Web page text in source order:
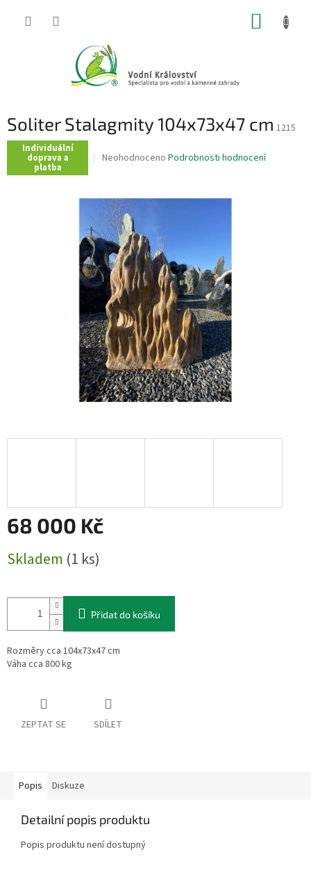
Soliter Stalagmity 104x73x47 cm 1215
Individuální
doprava a
platba
Průměrné
je
0,0
z
5
hvězdiček.
Neohodnoceno Podrobnosti hodnocení
68 000 Kč
cena:
Skladem (1 ks)
Přidat do košíku
Rozměry cca 104x73x47 cm
Váha cca 800 kg
ZEPTAT SE SDÍLET
Popis Diskuze
Detailní popis produktu
Popis produktu není dostupný